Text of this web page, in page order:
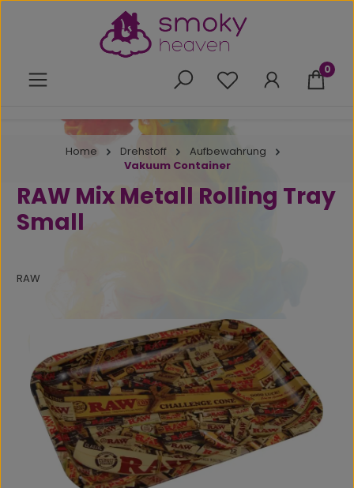
Zum Hauptinhalt springen
Du hast 0 Produkte
0
Home Drehstoff
Aufbewahrung
Vakuum Container
RAW Mix Metall Rolling Tray
Small
RAW